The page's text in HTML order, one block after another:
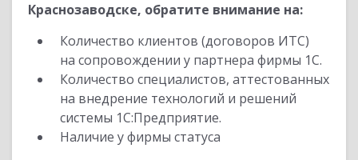
Краснозаводске, обратите внимание на:
Количество клиентов (договоров ИТС)
на сопровождении у партнера фирмы 1С.
Количество специалистов, аттестованных
на внедрение технологий и решений
системы 1С:Предприятие.
Наличие у фирмы статуса